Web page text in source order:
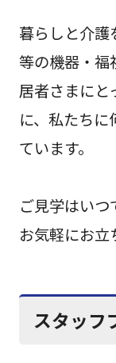
暮らしと介護
等の機器・福
居者さまにと
に、私たちに
ています。
ご見学はい
お気軽にお立
スタッフ